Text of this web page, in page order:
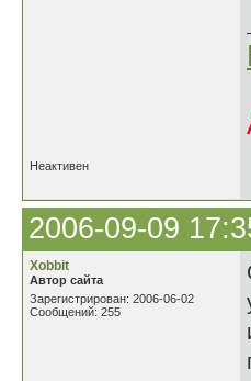
Неактивен
2006-09-09
Xobbit
Автор сайта
Зарегистрирован: 2006-06-02
Сообщений: 255